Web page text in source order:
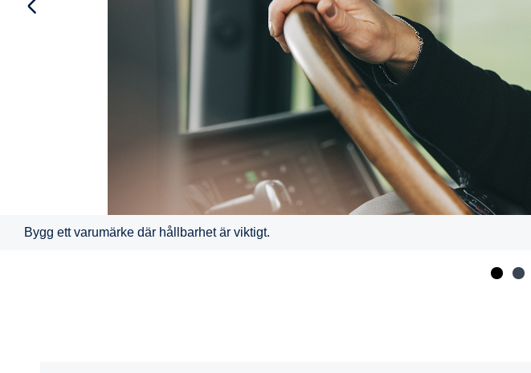
Bygg ett varumärke där hållbarhet är viktigt.